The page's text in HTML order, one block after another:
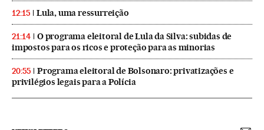
12:15 Lula, uma ressurreição
21:14
O programa eleitoral de Lula da Silva: subidas de
impostos para os ricos e proteção para as minorias
20:55
Programa eleitoral de Bolsonaro: privatizações e
privilégios legais para a Polícia